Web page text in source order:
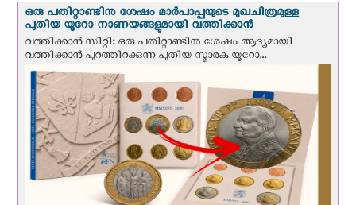
ഒരു പതിറ്റാണ്ടിനു ശേഷം മാർപാപ്പയുടെ മുഖചിത്രമുള്ള
പുതിയ യൂറോ നാണയങ്ങളുമായി വത്തിക്കാന്‍
വത്തിക്കാന്‍ സിറ്റി: ഒരു പതിറ്റാണ്ടിനു ശേഷം ആദ്യമായി
വത്തിക്കാൻ പുറത്തിറക്കുന്ന പുതിയ സ്മാരക യൂറോ...